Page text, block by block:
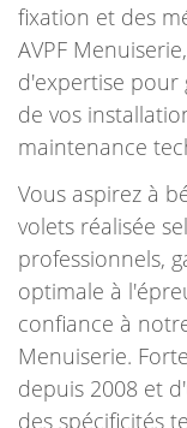
fixation et des
AVPF
d'expertise pour
de vos
maintenance
Vous aspirez à
volets réalisée
professionnels,
optimale à
confiance à
Menuiserie.
depuis 2008 et
des spécificités